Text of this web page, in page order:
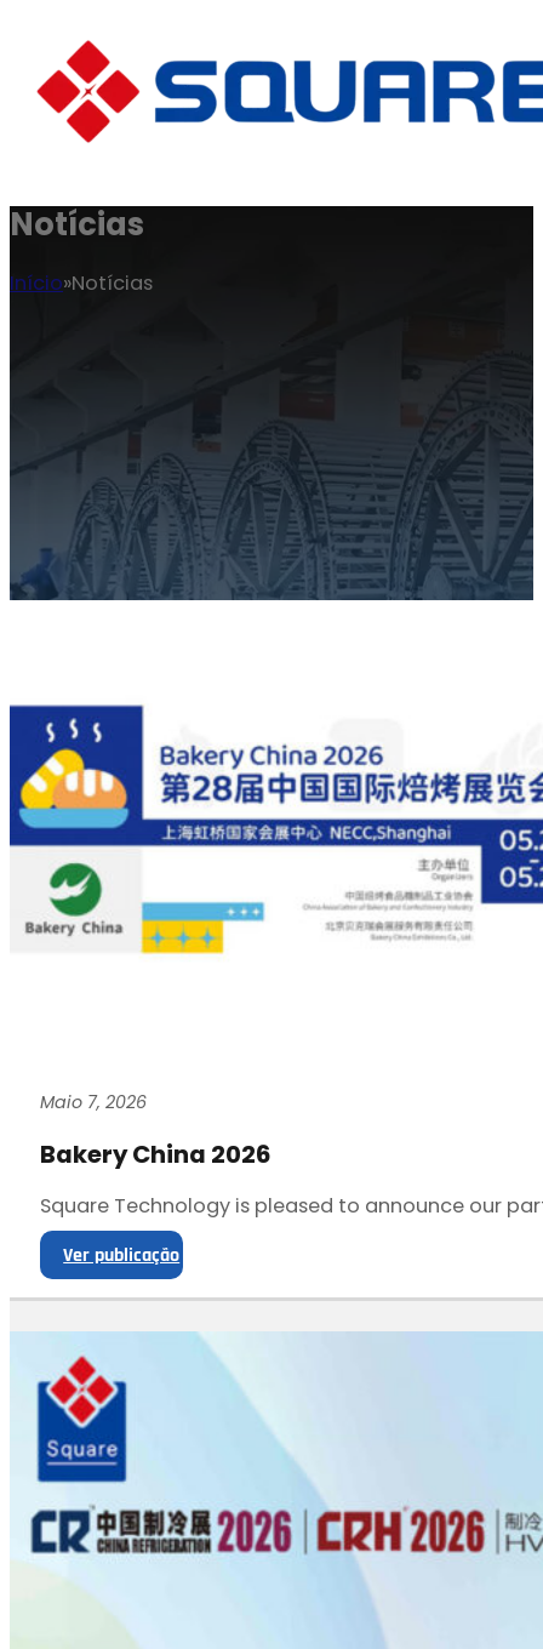
Notícias
Início Notícias
Maio 7, 2026
Bakery China 2026
Square Technology is pleased to announce our
Ver publicação